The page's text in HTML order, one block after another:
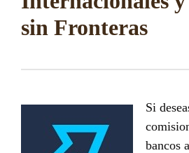
sin Fronteras
Si
bancos